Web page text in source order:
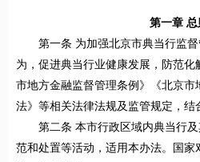
第一章 总
第一条 为加强北京市典当行监
为，促进典当行业健康发展，防范
市地方金融监督管理条例》《北京
法》等相关法律法规及监管规定，结
第二条 本市行政区域内典当行
范和处置等活动，适用本办法。国家